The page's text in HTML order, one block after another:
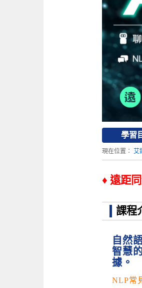
學習
現在位置： 艾
♦ 遠距
課程
自然
智慧
據。
NLP常